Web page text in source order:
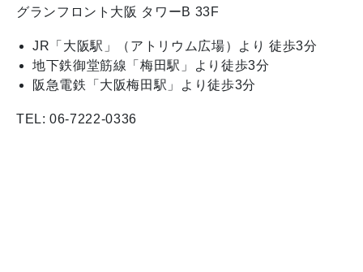
グランフロント大阪 タワーB 33F
JR「大阪駅」（アトリウム広場）より 徒歩3分
地下鉄御堂筋線「梅田駅」より徒歩3分
阪急電鉄「大阪梅田駅」より徒歩3分
TEL: 06-7222-0336